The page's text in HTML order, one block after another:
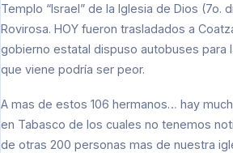
Templo “Israel” de la Iglesia de Dios (7o.
Rovirosa. HOY fueron trasladados a
gobierno estatal dispuso autobuses para
que viene podría ser peor.
A mas de estos 106 hermanos… hay
en Tabasco de los cuales no tenemos
de otras 200 personas mas de nuestra